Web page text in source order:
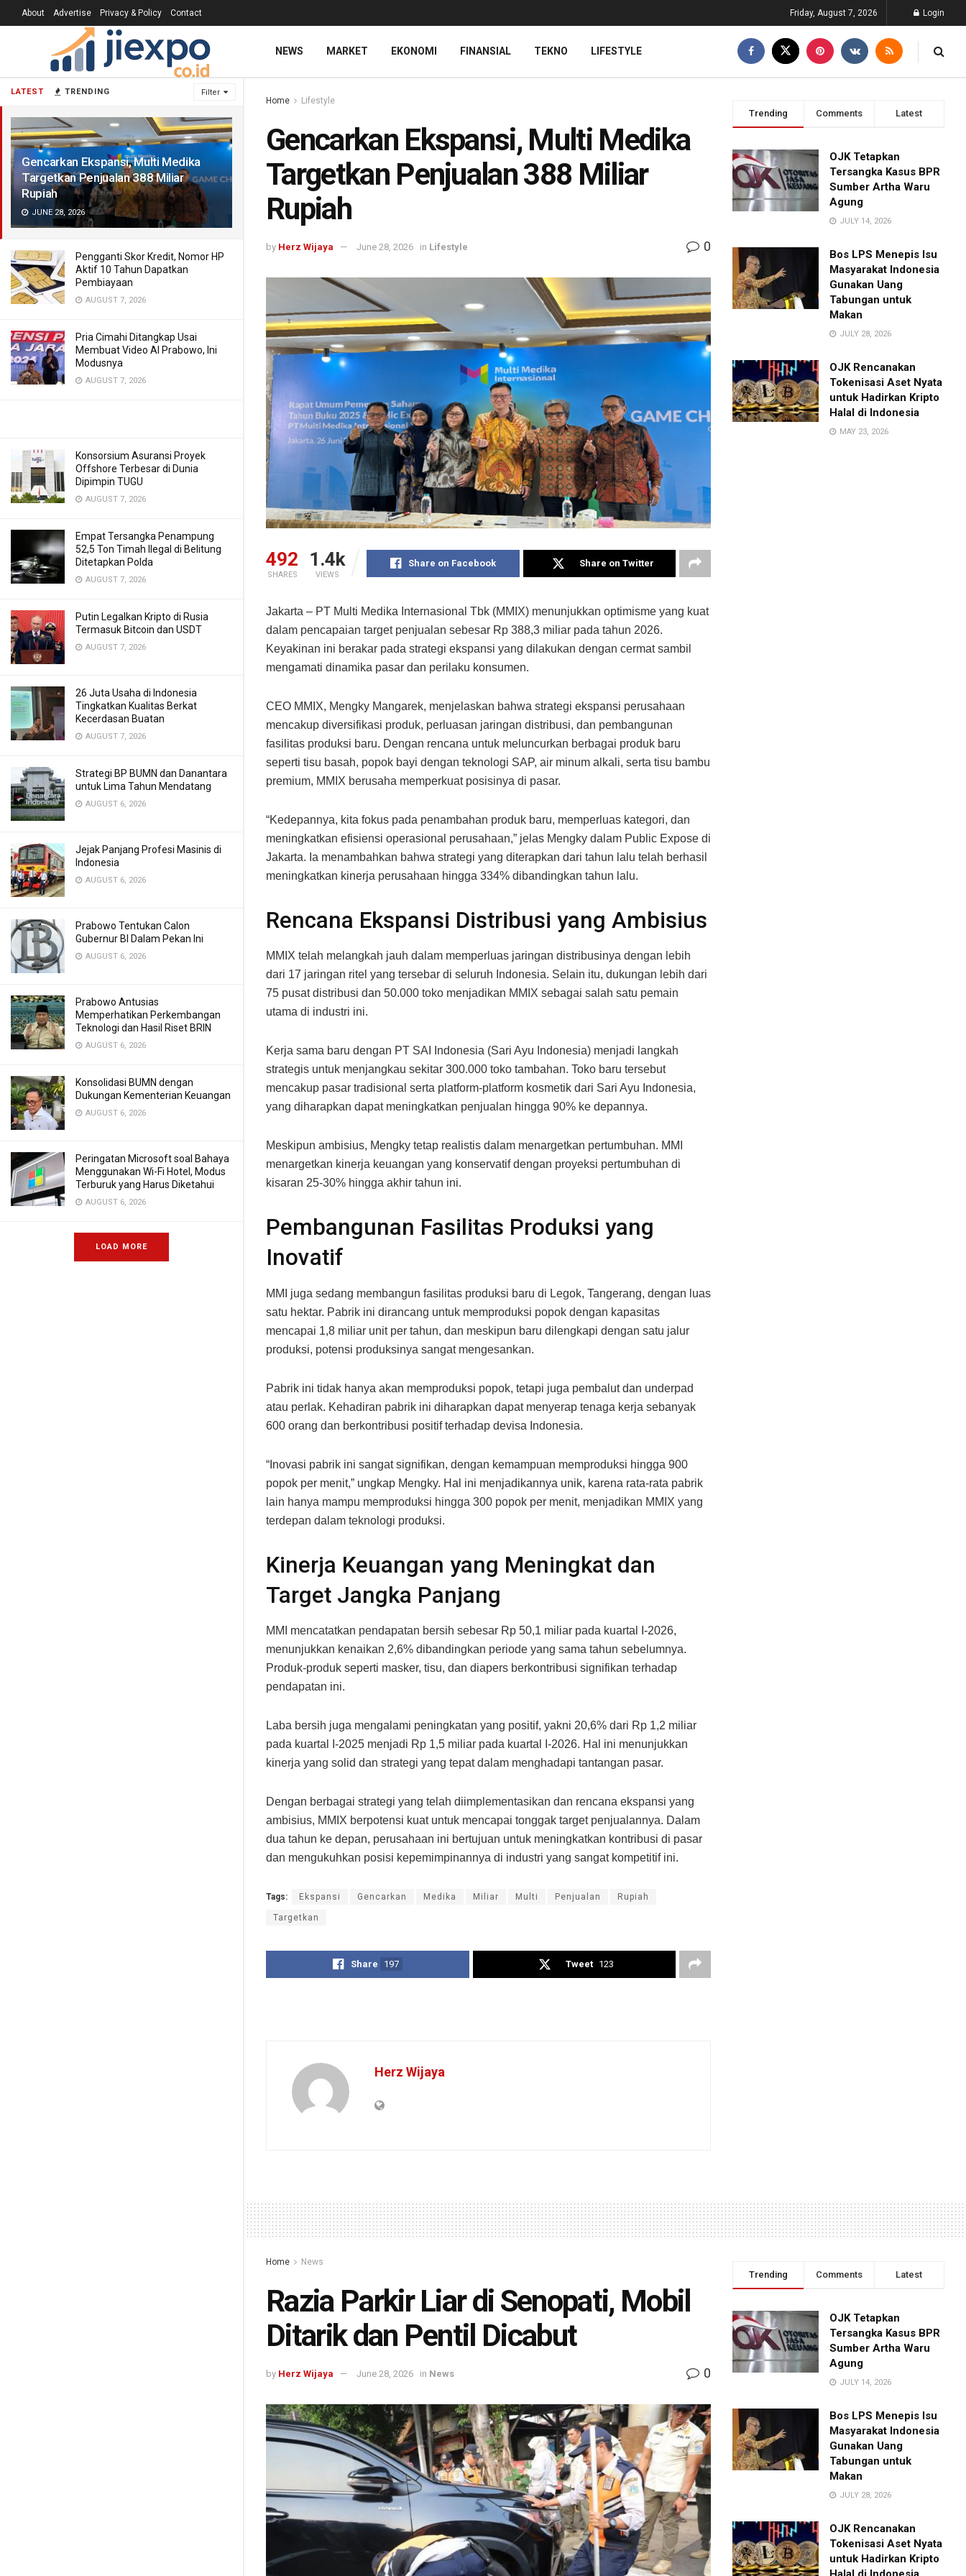
LATEST TRENDING Filter
Gencarkan Ekspansi, Multi Medika
Targetkan Penjualan 388 Miliar
Rupiah
JUNE 28, 2026
Pengganti Skor Kredit, Nomor HP
Aktif 10 Tahun Dapatkan
Pembiayaan
AUGUST 7, 2026
Pria Cimahi Ditangkap Usai
Membuat Video AI Prabowo, Ini
Modusnya
AUGUST 7, 2026
Konsorsium Asuransi Proyek
Offshore Terbesar di Dunia
Dipimpin TUGU
AUGUST 7, 2026
Empat Tersangka Penampung
52,5 Ton Timah Ilegal di Belitung
Ditetapkan Polda
AUGUST 7, 2026
Putin Legalkan Kripto di Rusia
Termasuk Bitcoin dan USDT
AUGUST 7, 2026
26 Juta Usaha di Indonesia
Tingkatkan Kualitas Berkat
Kecerdasan Buatan
AUGUST 7, 2026
Strategi BP BUMN dan Danantara
untuk Lima Tahun Mendatang
AUGUST 6, 2026
Jejak Panjang Profesi Masinis di
Indonesia
AUGUST 6, 2026
Prabowo Tentukan Calon
Gubernur BI Dalam Pekan Ini
AUGUST 6, 2026
Prabowo Antusias
Memperhatikan Perkembangan
Teknologi dan Hasil Riset BRIN
AUGUST 6, 2026
Konsolidasi BUMN dengan
Dukungan Kementerian Keuangan
AUGUST 6, 2026
Peringatan Microsoft soal Bahaya
Menggunakan Wi-Fi Hotel, Modus
Terburuk yang Harus Diketahui
AUGUST 6, 2026
LOAD MORE
About Advertise Privacy & Policy Contact Friday, August 7, 2026 Login
NEWS MARKET EKONOMI FINANSIAL TEKNO LIFESTYLE
Home Lifestyle
Gencarkan Ekspansi, Multi Medika
Targetkan Penjualan 388 Miliar
Rupiah
by Herz Wijaya June 28, 2026 in Lifestyle 0
492
SHARES
1.4k
VIEWS
Share on Facebook Share on Twitter
Jakarta – PT Multi Medika Internasional Tbk (MMIX) menunjukkan optimisme yang kuat
dalam pencapaian target penjualan sebesar Rp 388,3 miliar pada tahun 2026.
Keyakinan ini berakar pada strategi ekspansi yang dilakukan dengan cermat sambil
mengamati dinamika pasar dan perilaku konsumen.
CEO MMIX, Mengky Mangarek, menjelaskan bahwa strategi ekspansi perusahaan
mencakup diversifikasi produk, perluasan jaringan distribusi, dan pembangunan
fasilitas produksi baru. Dengan rencana untuk meluncurkan berbagai produk baru
seperti tisu basah, popok bayi dengan teknologi SAP, air minum alkali, serta tisu bambu
premium, MMIX berusaha memperkuat posisinya di pasar.
“Kedepannya, kita fokus pada penambahan produk baru, memperluas kategori, dan
meningkatkan efisiensi operasional perusahaan,” jelas Mengky dalam Public Expose di
Jakarta. Ia menambahkan bahwa strategi yang diterapkan dari tahun lalu telah berhasil
meningkatkan kinerja perusahaan hingga 334% dibandingkan tahun lalu.
Rencana Ekspansi Distribusi yang Ambisius
MMIX telah melangkah jauh dalam memperluas jaringan distribusinya dengan lebih
dari 17 jaringan ritel yang tersebar di seluruh Indonesia. Selain itu, dukungan lebih dari
75 pusat distribusi dan 50.000 toko menjadikan MMIX sebagai salah satu pemain
utama di industri ini.
Kerja sama baru dengan PT SAI Indonesia (Sari Ayu Indonesia) menjadi langkah
strategis untuk menjangkau sekitar 300.000 toko tambahan. Toko baru tersebut
mencakup pasar tradisional serta platform-platform kosmetik dari Sari Ayu Indonesia,
yang diharapkan dapat meningkatkan penjualan hingga 90% ke depannya.
Meskipun ambisius, Mengky tetap realistis dalam menargetkan pertumbuhan. MMI
menargetkan kinerja keuangan yang konservatif dengan proyeksi pertumbuhan di
kisaran 25-30% hingga akhir tahun ini.
Pembangunan Fasilitas Produksi yang
Inovatif
MMI juga sedang membangun fasilitas produksi baru di Legok, Tangerang, dengan luas
satu hektar. Pabrik ini dirancang untuk memproduksi popok dengan kapasitas
mencapai 1,8 miliar unit per tahun, dan meskipun baru dilengkapi dengan satu jalur
produksi, potensi produksinya sangat mengesankan.
Pabrik ini tidak hanya akan memproduksi popok, tetapi juga pembalut dan underpad
atau perlak. Kehadiran pabrik ini diharapkan dapat menyerap tenaga kerja sebanyak
600 orang dan berkontribusi positif terhadap devisa Indonesia.
“Inovasi pabrik ini sangat signifikan, dengan kemampuan memproduksi hingga 900
popok per menit,” ungkap Mengky. Hal ini menjadikannya unik, karena rata-rata pabrik
lain hanya mampu memproduksi hingga 300 popok per menit, menjadikan MMIX yang
terdepan dalam teknologi produksi.
Kinerja Keuangan yang Meningkat dan
Target Jangka Panjang
MMI mencatatkan pendapatan bersih sebesar Rp 50,1 miliar pada kuartal I-2026,
menunjukkan kenaikan 2,6% dibandingkan periode yang sama tahun sebelumnya.
Produk-produk seperti masker, tisu, dan diapers berkontribusi signifikan terhadap
pendapatan ini.
Laba bersih juga mengalami peningkatan yang positif, yakni 20,6% dari Rp 1,2 miliar
pada kuartal I-2025 menjadi Rp 1,5 miliar pada kuartal I-2026. Hal ini menunjukkan
kinerja yang solid dan strategi yang tepat dalam menghadapi tantangan pasar.
Dengan berbagai strategi yang telah diimplementasikan dan rencana ekspansi yang
ambisius, MMIX berpotensi kuat untuk mencapai tonggak target penjualannya. Dalam
dua tahun ke depan, perusahaan ini bertujuan untuk meningkatkan kontribusi di pasar
dan mengukuhkan posisi kepemimpinannya di industri yang sangat kompetitif ini.
Tags: Ekspansi Gencarkan Medika Miliar Multi Penjualan Rupiah
Targetkan
Share 197 Tweet 123
Herz Wijaya
Trending Comments Latest
OJK Tetapkan
Tersangka Kasus BPR
Sumber Artha Waru
Agung
JULY 14, 2026
Bos LPS Menepis Isu
Masyarakat Indonesia
Gunakan Uang
Tabungan untuk
Makan
JULY 28, 2026
OJK Rencanakan
Tokenisasi Aset Nyata
untuk Hadirkan Kripto
Halal di Indonesia
MAY 23, 2026
Home News
Razia Parkir Liar di Senopati, Mobil
Ditarik dan Pentil Dicabut
by Herz Wijaya June 28, 2026 in News 0
Trending Comments Latest
OJK Tetapkan
Tersangka Kasus BPR
Sumber Artha Waru
Agung
JULY 14, 2026
Bos LPS Menepis Isu
Masyarakat Indonesia
Gunakan Uang
Tabungan untuk
Makan
JULY 28, 2026
OJK Rencanakan
Tokenisasi Aset Nyata
untuk Hadirkan Kripto